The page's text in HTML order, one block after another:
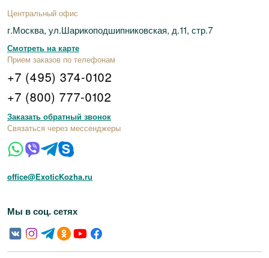
Центральный офис
г.Москва, ул.Шарикоподшипниковская, д.11, стр.7
Смотреть на карте
Прием заказов по телефонам
+7 (495) 374-0102
+7 (800) 777-0102
Заказать обратный звонок
Связаться через мессенджеры
office@ExoticKozha.ru
Мы в соц. сетях